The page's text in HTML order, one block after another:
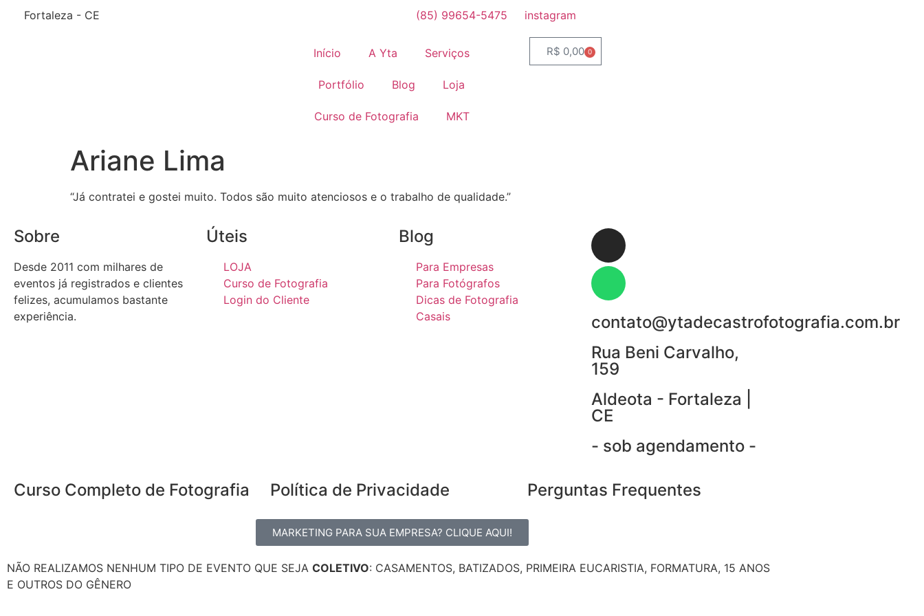
Fortaleza - CE (85) 99654-5475 instagram
Início A Yta Serviços
Portfólio Blog Loja
Curso de Fotografia MKT
R$ 0,00 0
Ariane Lima
“Já contratei e gostei muito. Todos são muito atenciosos e o trabalho de qualidade.”
Sobre
Desde 2011 com milhares de
eventos já registrados e clientes
felizes, acumulamos bastante
experiência.
Úteis
LOJA
Curso de Fotografia
Login do Cliente
Blog
Para Empresas
Para Fotógrafos
Dicas de Fotografia
Casais
contato@ytadecastrofotografia.com.br
Rua Beni Carvalho,
159
Aldeota - Fortaleza |
CE
- sob agendamento -
Curso Completo de Fotografia Política de Privacidade Perguntas Frequentes
MARKETING PARA SUA EMPRESA? CLIQUE AQUI!
NÃO REALIZAMOS NENHUM TIPO DE EVENTO QUE SEJA COLETIVO: CASAMENTOS, BATIZADOS, PRIMEIRA EUCARISTIA, FORMATURA, 15 ANOS
E OUTROS DO GÊNERO